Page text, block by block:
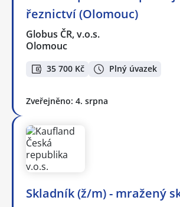
řeznictví (Olomouc)
Globus ČR, v.o.s.
Olomouc
35 700 Kč Plný úvazek
Zveřejněno: 4. srpna
Skladník (ž/m) - mražený